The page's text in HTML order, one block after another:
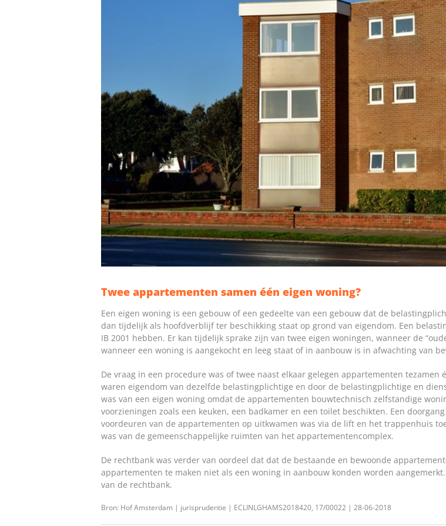
Twee appartementen samen één eigen woning?
Een eigen woning is een gebouw of een gedeelte van een gebouw dat de
dan tijdelijk als hoofdverblijf ter beschikking staat op grond van eigendom. Een
IB 2001 hebben. Er kan tijdelijk sprake zijn van twee eigen woningen, wanneer de
wanneer een woning is aangekocht en leeg staat of in aanbouw is in afwachting van
De vraag in een procedure was of twee naast elkaar gelegen appartementen
waren eigendom van dezelfde belastingplichtige en door de belastingplichtige en
was van een eigen woning omdat de appartementen bouwtechnisch zelfstandige
voorzieningen zoals een keuken, een badkamer en een toilet beschikten. Een
voordeuren van de appartementen op uitkwamen was via de lift en het trappenhuis
was van de gemeenschappelijke ruimten van het appartementencomplex.
De rechtbank was verder van oordeel dat dat de bestaande en bewoonde
appartementen te maken niet als een woning in aanbouw konden worden
van de rechtbank.
Bron: Hof Amsterdam | jurisprudentie | ECLINLGHAMS2018420, 17/00022 | 28-06-2018